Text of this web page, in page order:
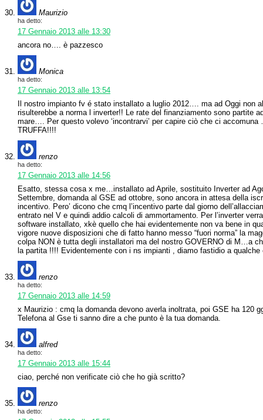
Maurizio
ha detto:
17 Gennaio 2013 alle 13:30
ancora no…. è pazzesco
Monica
ha detto:
17 Gennaio 2013 alle 13:54
Il nostro impianto fv é stato installato a luglio 2012…. ma ad Oggi non
risulterebbe a norma l inverter!! Le rate del finanziamento sono partite
mare…. Per questo volevo ‘incontrarvi’ per capire ciò che ci
TRUFFA!!!!
renzo
ha detto:
17 Gennaio 2013 alle 14:56
Esatto, stessa cosa x me…installato ad Aprile, sostituito Inverter ad
Settembre, domanda al GSE ad ottobre, sono ancora in attesa della
incentivo. Pero’ dicono che cmq l’incentivo parte dal giorno
entrato nel V e quindi addio calcoli di ammortamento. Per l’inverter
software installato, xkè quello che hai evidentemente non va bene in
vigore nuove disposizioni che di fatto hanno messo “fuori norma” la
colpa NON è tutta degli installatori ma del nostro GOVERNO di M…a
la partita !!!! Evidentemente con i ns impianti , diamo fastidio a
renzo
ha detto:
17 Gennaio 2013 alle 14:59
x Maurizio : cmq la domanda devono averla inoltrata, poi GSE ha 120
Telefona al Gse ti sanno dire a che punto è la tua domanda.
alfred
ha detto:
17 Gennaio 2013 alle 15:44
ciao, perché non verificate ciò che ho già scritto?
renzo
ha detto: